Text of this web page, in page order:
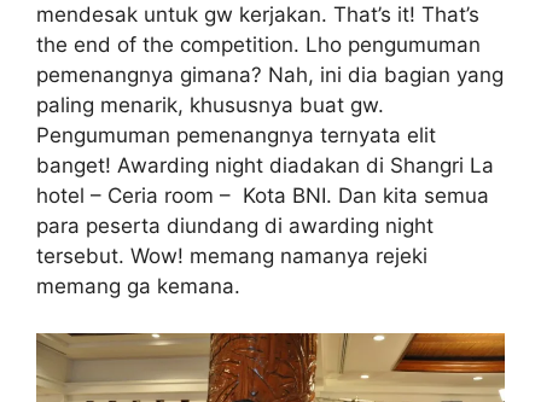
mendesak untuk gw kerjakan. That’s it! That’s
the end of the competition. Lho pengumuman
pemenangnya gimana? Nah, ini dia bagian yang
paling menarik, khususnya buat gw.
Pengumuman pemenangnya ternyata elit
banget! Awarding night diadakan di Shangri La
hotel – Ceria room – Kota BNI. Dan kita semua
para peserta diundang di awarding night
tersebut. Wow! memang namanya rejeki
memang ga kemana.